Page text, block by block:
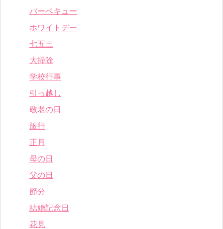
バーベキュー
ホワイトデー
七五三
大掃除
学校行事
引っ越し
敬老の日
旅行
正月
母の日
父の日
節分
結婚記念日
花見